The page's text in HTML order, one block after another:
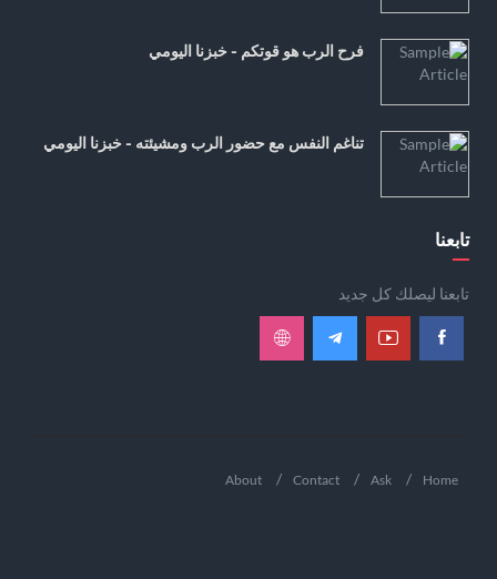
فرح الرب هو قوتكم - خبزنا اليومي
تناغم النفس مع حضور الرب ومشيئته - خبزنا اليومي
تابعنا
تابعنا ليصلك كل جديد
Home
Ask
Contact
About